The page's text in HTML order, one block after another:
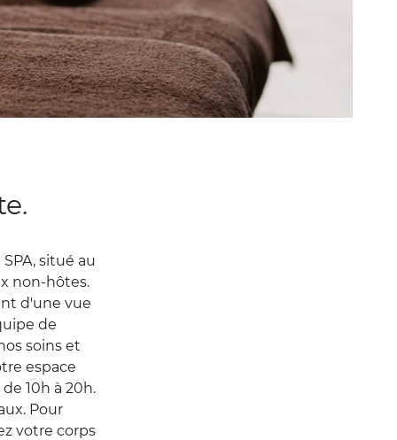
situé au
non-hôtes.
d'une vue
de
soins et
espace
10h à 20h.
Pour
votre corps